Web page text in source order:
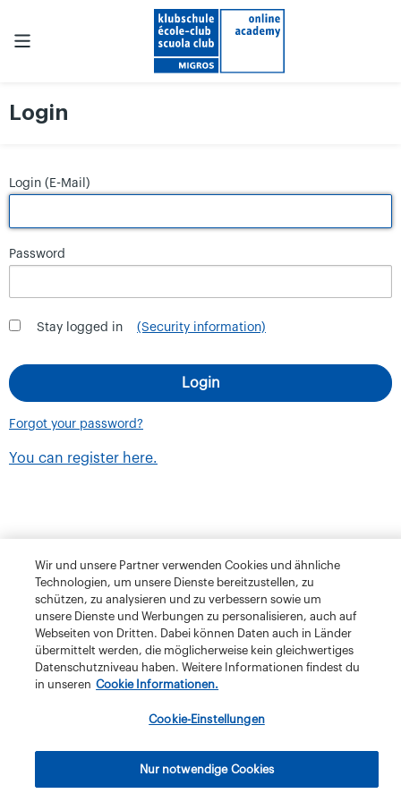
Login
Login (E-Mail)
Password
Stay logged in (Security information)
Forgot your password?
You can register here.
Privacy Policy
The Migros Group Legal Notice
Wir und unsere Partner verwenden Cookies und ähnliche
Technologien, um unsere Dienste bereitzustellen, zu
schützen, zu analysieren und zu verbessern sowie um
unsere Dienste und Werbungen zu personalisieren, auch auf
Webseiten von Dritten. Dabei können Daten auch in Länder
übermittelt werden, die möglicherweise kein gleichwertiges
Datenschutzniveau haben. Weitere Informationen findest du
in unseren Cookie Informationen.
Cookie-Einstellungen
Nur notwendige Cookies